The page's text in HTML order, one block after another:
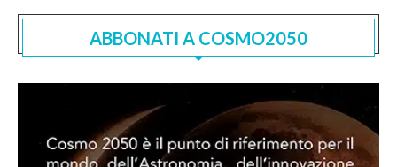
ABBONATI A COSMO2050